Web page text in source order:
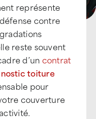
représente
contre
reste souvent
d’un contrat
toiture
pour
couverture